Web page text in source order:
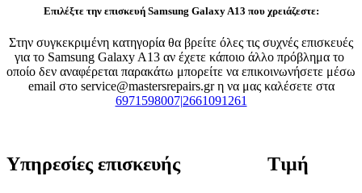
Επιλέξτε την επισκευή Samsung Galaxy A13 που χρειάζεστε:
Στην συγκεκριμένη κατηγορία θα βρείτε όλες τις συχνές επισκευές
για το Samsung Galaxy A13 αν έχετε κάποιο άλλο πρόβλημα το
οποίο δεν αναφέρεται παρακάτω μπορείτε να επικοινωνήσετε μέσω
email στο service@mastersrepairs.gr η να μας καλέσετε στα
6971598007|2661091261
Υπηρεσίες επισκευής Τιμή